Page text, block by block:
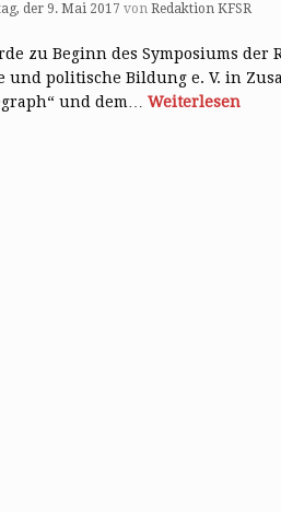
der 9. Mai 2017 von Redaktion KFSR
zu Beginn des Symposiums der
und politische Bildung e. V. in
und dem… Weiterlesen